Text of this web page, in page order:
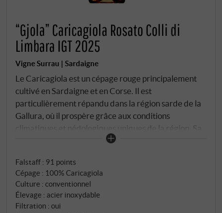
“Gjola” Caricagiola Rosato Colli di
Limbara IGT 2025
Vigne Surrau | Sardaigne
Le Caricagiola est un cépage rouge principalement
cultivé en Sardaigne et en Corse. Il est
particulièrement répandu dans la région sarde de la
Gallura, où il prospère grâce aux conditions
climatiques et pédologiques uniques de la région. Sa
grande similitude avec le cépage noir Vermentino
également provenir de Ligurie. Une autre théorie sur
son origine le relie au cépage du sud du Portugal, le
Mourvèdre Nero ou Bonvendro, qui était autrefois
considéré comme un biotype particulier du
Falstaff : 91 points
Cépage : 100% Caricagiola
Culture : conventionnel
Élevage : acier inoxydable
Filtration : oui